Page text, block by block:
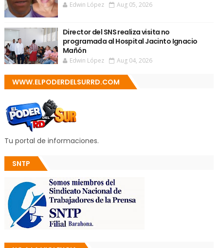
Edwin López Aug 05, 2026
Director del SNS realiza visita no
programada al Hospital Jacinto Ignacio
Mañón
Edwin López Aug 04, 2026
WWW.ELPODERDELSURRD.COM
Tu portal de informaciones.
SNTP